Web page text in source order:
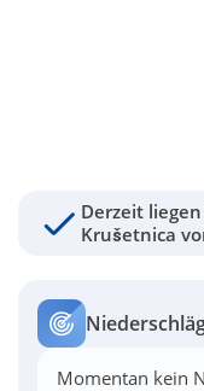
Derzeit
Krušetnica
Momentan kein